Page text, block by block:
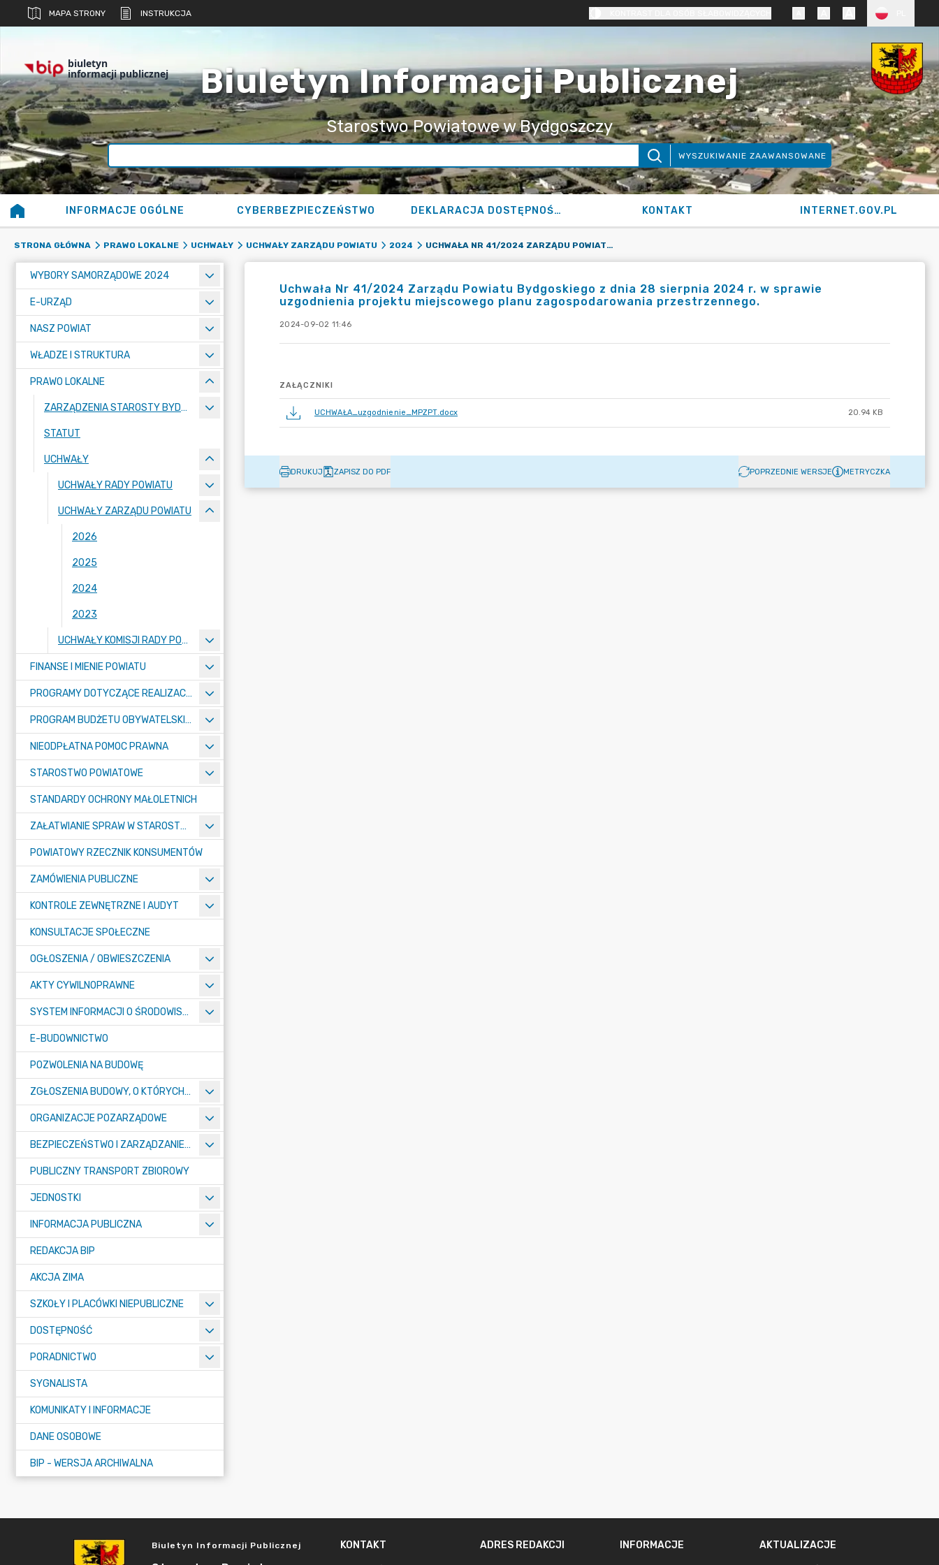
MAPA STRONY INSTRUKCJA
biuletyn
informacji publicznej Biuletyn Informacji Publicznej
Starostwo Powiatowe w Bydgoszczy
WYSZUKIWANIE ZAAWANSOWANE
INFORMACJE OGÓLNE CYBERBEZPIECZEŃSTWO DEKLARACJA DOSTĘPNOŚCI KONTAKT INTERNET.GOV.PL
STRONA GŁÓWNA PRAWO LOKALNE UCHWAŁY UCHWAŁY ZARZĄDU POWIATU 2024 UCHWAŁA NR 41/2024 ZARZĄDU POWIATU BYDGOSKIEGO Z DNIA 28 SIERPNIA 2024 R. W SPRAWIE UZGODNIENIA PROJEKTU MIEJSCOWEGO PLANU ZAGOSPODAROWANIA PRZESTRZENNEGO.
WYBORY SAMORZĄDOWE 2024
E-URZĄD
NASZ POWIAT
WŁADZE I STRUKTURA
PRAWO LOKALNE
ZARZĄDZENIA STAROSTY BYDGOSKIEGO
STATUT
UCHWAŁY
UCHWAŁY RADY POWIATU
UCHWAŁY ZARZĄDU POWIATU
2026
2025
2024
2023
UCHWAŁY KOMISJI RADY POWIATU
FINANSE I MIENIE POWIATU
PROGRAMY DOTYCZĄCE REALIZACJI ZADAŃ PUBLICZNYCH
PROGRAM BUDŻETU OBYWATELSKIEGO POWIATU BYDGOSKIEGO
NIEODPŁATNA POMOC PRAWNA
STAROSTWO POWIATOWE
STANDARDY OCHRONY MAŁOLETNICH
ZAŁATWIANIE SPRAW W STAROSTWIE
POWIATOWY RZECZNIK KONSUMENTÓW
ZAMÓWIENIA PUBLICZNE
KONTROLE ZEWNĘTRZNE I AUDYT
KONSULTACJE SPOŁECZNE
OGŁOSZENIA / OBWIESZCZENIA
AKTY CYWILNOPRAWNE
SYSTEM INFORMACJI O ŚRODOWISKU
E-BUDOWNICTWO
POZWOLENIA NA BUDOWĘ
ZGŁOSZENIA BUDOWY, O KTÓRYCH MOWA W ART. 29 UST. 1 PKT 1A, 2B I 19A USTAWY PRAWO BUDOWLANE
ORGANIZACJE POZARZĄDOWE
BEZPIECZEŃSTWO I ZARZĄDZANIE KRYZYSOWE
PUBLICZNY TRANSPORT ZBIOROWY
JEDNOSTKI
INFORMACJA PUBLICZNA
REDAKCJA BIP
AKCJA ZIMA
SZKOŁY I PLACÓWKI NIEPUBLICZNE
DOSTĘPNOŚĆ
PORADNICTWO
SYGNALISTA
KOMUNIKATY I INFORMACJE
DANE OSOBOWE
BIP - WERSJA ARCHIWALNA
Uchwała Nr 41/2024 Zarządu Powiatu Bydgoskiego z dnia 28 sierpnia 2024 r. w sprawie
uzgodnienia projektu miejscowego planu zagospodarowania przestrzennego.
2024-09-02 11:46
ZAŁĄCZNIKI
UCHWAŁA_uzgodnienie_MPZPT.docx 20.94 KB
DRUKUJ ZAPISZ DO PDF POPRZEDNIE WERSJE METRYCZKA
Biuletyn Informacji Publicznej KONTAKT ADRES REDAKCJI INFORMACJE AKTUALIZACJE